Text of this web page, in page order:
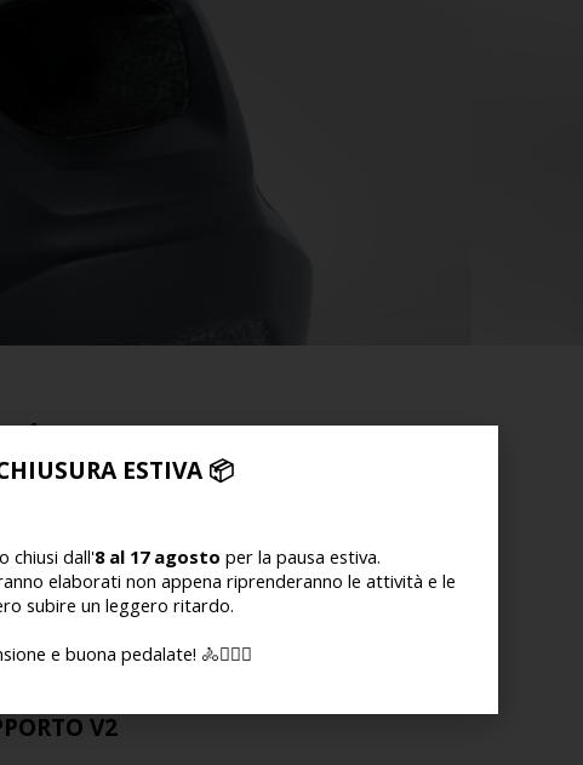
1.
con acqua e sapone neutro e
V2
ESTIVA 📦
chiusi dall'8 al 17 agosto per la pausa estiva.
elaborati non appena riprenderanno le attività e le
subire un leggero ritardo.
e buona pedalate! 🚴🚴🏻‍♀️